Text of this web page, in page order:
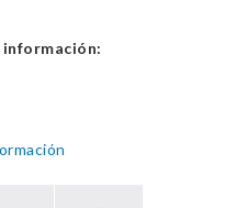
información: